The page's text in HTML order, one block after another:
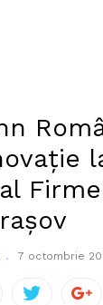
7 octombrie